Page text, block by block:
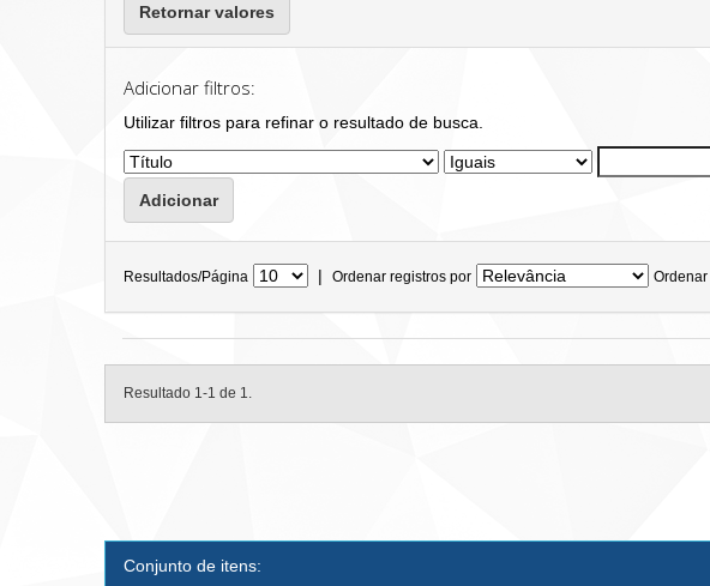
Retornar valores
Adicionar filtros:
Utilizar filtros para refinar o resultado de busca.
Resultados/Página | Ordenar registros por Ordenar
Resultado 1-1 de 1.
Conjunto de itens: